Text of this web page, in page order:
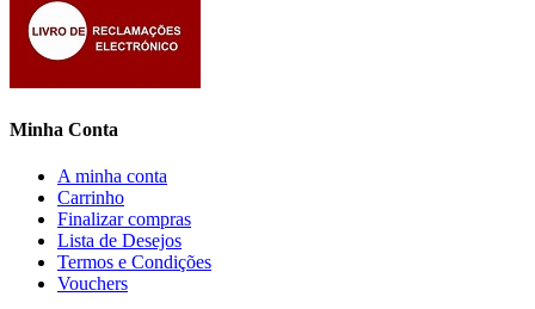
Minha Conta
A minha conta
Carrinho
Finalizar compras
Lista de Desejos
Termos e Condições
Vouchers